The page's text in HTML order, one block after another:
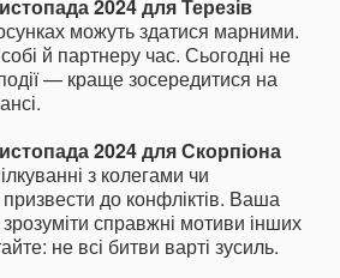
2024 для Терезів
можуть здатися марними.
й партнеру час. Сьогодні не
— краще зосередитися на
2024 для Скорпіона
з колегами чи
до конфліктів. Ваша
справжні мотиви інших
не всі битви варті зусиль.